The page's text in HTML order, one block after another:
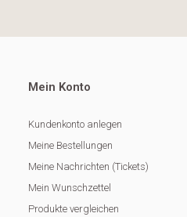
Mein Konto
Kundenkonto anlegen
Meine Bestellungen
Meine Nachrichten (Tickets)
Mein Wunschzettel
Produkte vergleichen